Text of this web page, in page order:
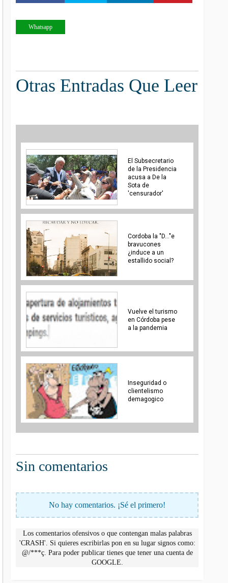
Whatsapp
Otras Entradas Que Leer
El Subsecretario
de la Presidencia
acusa a De la
Sota de
'censurador'
Cordoba la "D..."e
bravucones
¿induce a un
estallido social?
Vuelve el turismo
en Córdoba pese
a la pandemia
Inseguridad o
clientelismo
demagogico
Sin comentarios
No hay comentarios. ¡Sé el primero!
Los comentarios ofensivos o que contengan malas palabras
'CRASH'. Si quieres escribirlas pon en su lugar signos como:
@/***ç. Para poder publicar tienes que tener una cuenta de
GOOGLE.